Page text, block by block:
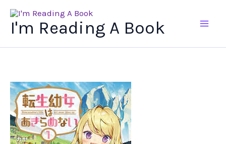
I'm Reading A Book